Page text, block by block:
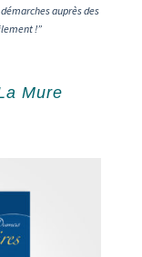
auprès des
!”
Mure